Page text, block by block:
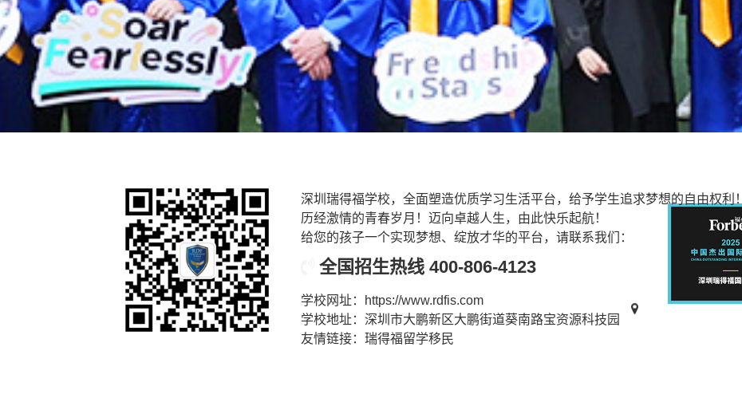
深圳瑞得福学校，全面塑造优质学习生活平台，给予学生追求梦想的自由权利！
历经激情的青春岁月！迈向卓越人生，由此快乐起航！
给您的孩子一个实现梦想、绽放才华的平台，请联系我们：
全国招生热线 400-806-4123
学校网址：
https://www.rdfis.com
学校地址：深圳市大鹏新区大鹏街道葵南路宝资源科技园
友情链接： 瑞得福留学移民